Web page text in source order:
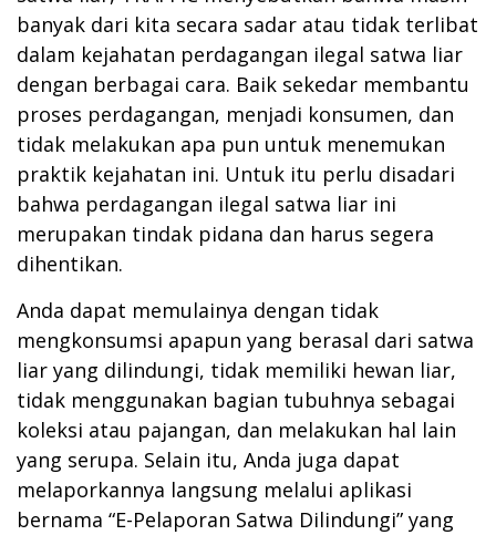
banyak dari kita secara sadar atau tidak terlibat
dalam kejahatan perdagangan ilegal satwa liar
dengan berbagai cara. Baik sekedar membantu
proses perdagangan, menjadi konsumen, dan
tidak melakukan apa pun untuk menemukan
praktik kejahatan ini. Untuk itu perlu disadari
bahwa perdagangan ilegal satwa liar ini
merupakan tindak pidana dan harus segera
dihentikan.
Anda dapat memulainya dengan tidak
mengkonsumsi apapun yang berasal dari satwa
liar yang dilindungi, tidak memiliki hewan liar,
tidak menggunakan bagian tubuhnya sebagai
koleksi atau pajangan, dan melakukan hal lain
yang serupa. Selain itu, Anda juga dapat
melaporkannya langsung melalui aplikasi
bernama “E-Pelaporan Satwa Dilindungi” yang